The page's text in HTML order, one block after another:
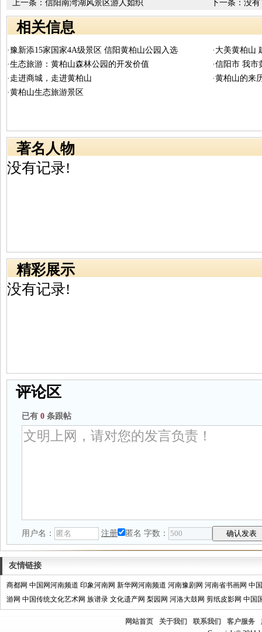
下一条：没有
上一条： 信阳南湾湖风景区游人如织
相关信息
·豫新添15家国家4A级景区 信阳黄柏山公园入选
·大美黄柏山
·生态旅游：黄柏山森林公园的开发价值
·信阳市 我
·走进商城，走进黄柏山
·黄柏山的来
·黄柏山生态旅游景区
著名人物
没有记录!
精彩展示
没有记录!
评论区
已有 0 条跟帖
用户名： 注册 匿名 字数：
友情链接
商都网 中国网河南频道 印象河南网 新华网河南频道 河南豫剧网 河南省书画网 中
游网 中国传统文化艺术网 族谱录 文化遗产网 梨园网 河洛大鼓网 剪纸皮影网 中国
网站首页 关于我们 联系我们 客户服务